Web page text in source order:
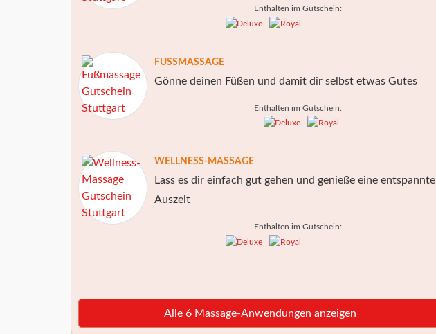
Enthalten im Gutschein:
FUSSMASSAGE
Gönne deinen Füßen und damit dir selbst etwas Gutes
Enthalten im Gutschein:
WELLNESS-MASSAGE
Lass es dir einfach gut gehen und genieße eine entspannte
Auszeit
Enthalten im Gutschein:
Alle 6 Massage-Anwendungen anzeigen